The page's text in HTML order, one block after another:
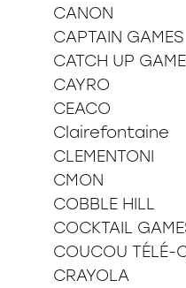
CANON
CAPTAIN GAMES
CATCH UP
CAYRO
CEACO
Clairefontaine
CLEMENTONI
CMON
COBBLE HILL
COCKTAIL
COUCOU TÉLÉ-
CRAYOLA